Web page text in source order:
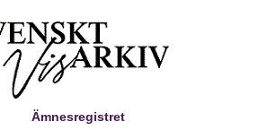
Ämnesregistret